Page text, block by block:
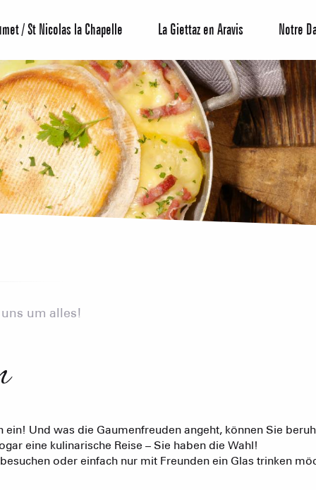
CREST-
IN
/ St Nicolas la Chapelle La Giettaz en Aravis Notre
um alles!
Und was die Gaumenfreuden angeht, können Sie
eine kulinarische Reise – Sie haben die Wahl!
oder einfach nur mit Freunden ein Glas trinken